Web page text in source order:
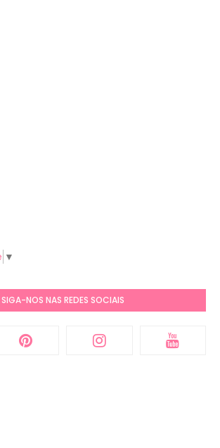
▼
SIGA-NOS NAS REDES SOCIAIS